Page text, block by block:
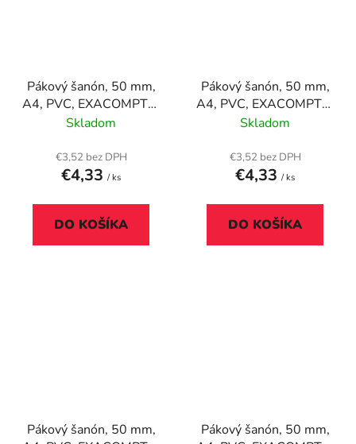
Pákový šanón, 50 mm,
A4, PVC, EXACOMPTA,
červený
Skladom
€3,52 bez DPH
€4,33 / ks
DO KOŠÍKA
Pákový šanón, 50 mm,
A4, PVC, EXACOMPTA,
čierny
Skladom
€3,52 bez DPH
€4,33 / ks
DO KOŠÍKA
Pákový šanón, 50 mm,
Pákový šanón, 50 mm,